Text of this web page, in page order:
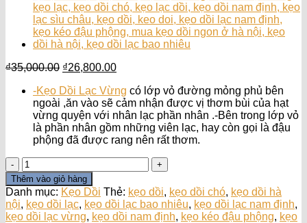
₫35,000.00 Giá
là:
₫35,000.00.
₫26,800.00Giá
tại
là:
₫26,800.00.
-Kẹo Dồi Lạc Vừng có lớp vỏ đường mỏng phủ bên
ngoài ,ăn vào sẽ cảm nhận được vị thơm bùi của hạt
vừng quyện với nhân lạc phần nhân .-Bên trong lớp vỏ
là phần nhân gồm những viên lạc, hay còn gọi là đậu
phộng đã được rang nên rất thơm.
Kẹo
Dồi
Vừng,
Kẹo
Kéo
Thêm vào giỏ hàng
Danh mục: Kẹo Dồi Thẻ: kẹo dồi, kẹo dồi chó, kẹo dồi hà
nội, kẹo dồi lạc, kẹo dồi lạc bao nhiêu, kẹo dồi lạc nam định,
kẹo dồi lạc vừng, kẹo dồi nam định, kẹo kéo đậu phộng, kẹo